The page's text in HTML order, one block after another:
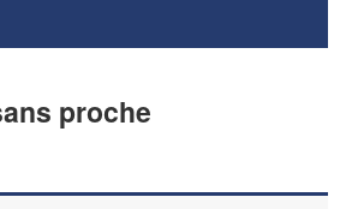
proche